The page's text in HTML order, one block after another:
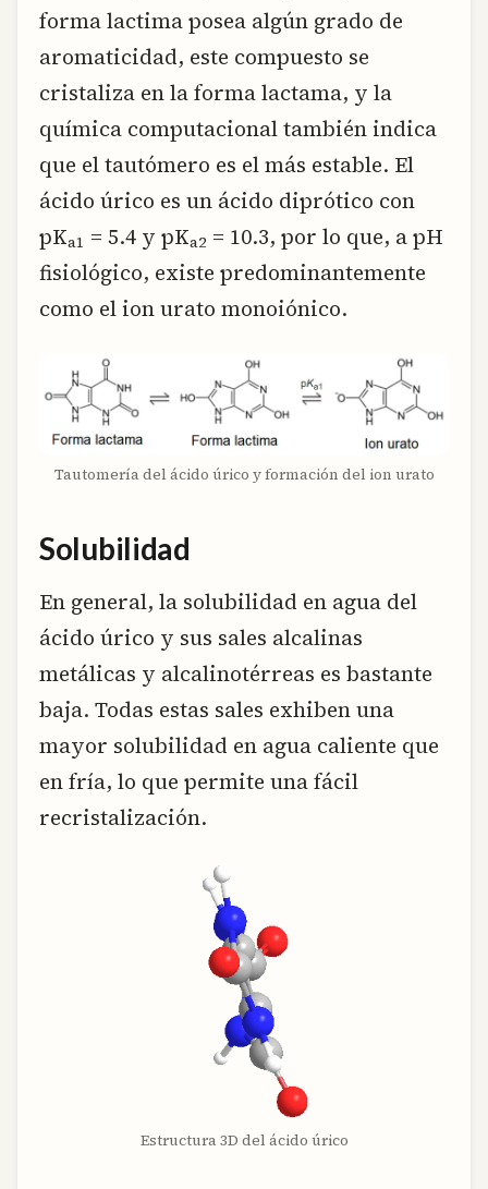
forma lactima posea algún grado de
aromaticidad, este compuesto se
cristaliza en la forma lactama, y la
química computacional también indica
que el tautómero es el más estable. El
ácido úrico es un ácido diprótico con
pKa1 = 5.4 y pKa2 = 10.3, por lo que, a pH
fisiológico, existe predominantemente
como el ion urato monoiónico.
Tautomería del ácido úrico y formación del ion urato
Solubilidad
En general, la solubilidad en agua del
ácido úrico y sus sales alcalinas
metálicas y alcalinotérreas es bastante
baja. Todas estas sales exhiben una
mayor solubilidad en agua caliente que
en fría, lo que permite una fácil
recristalización.
Estructura 3D del ácido úrico